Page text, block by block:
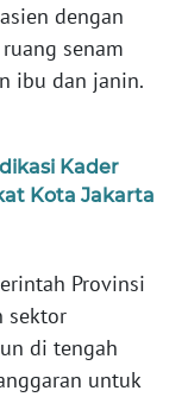
dengan
senam
ibu dan janin.
Kader
Kota Jakarta
Provinsi
sektor
di tengah
untuk